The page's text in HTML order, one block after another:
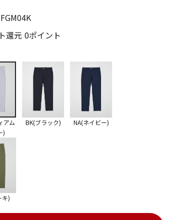
FGM04K
還元 0ポイント
アム
)
BK(ブラック) NA(ネイビー)
キ)